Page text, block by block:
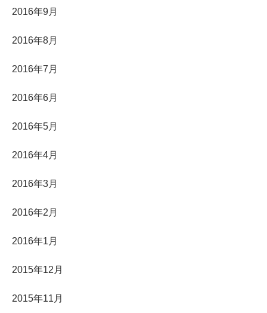
2016年9月
2016年8月
2016年7月
2016年6月
2016年5月
2016年4月
2016年3月
2016年2月
2016年1月
2015年12月
2015年11月